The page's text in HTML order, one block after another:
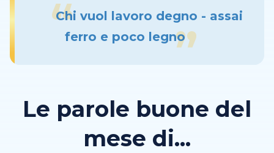
Chi vuol lavoro degno - assai
ferro e poco legno
Le parole buone del
mese di...